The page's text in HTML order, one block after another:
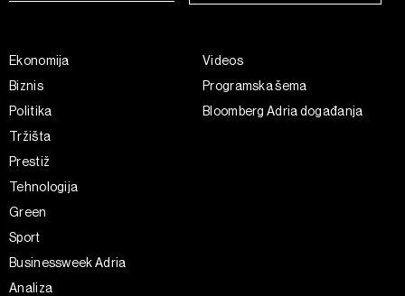
Ekonomija
Biznis
Politika
Tržišta
Prestiž
Tehnologija
Green
Sport
Businessweek Adria
Analiza
Videos
Programska šema
Bloomberg Adria događanja